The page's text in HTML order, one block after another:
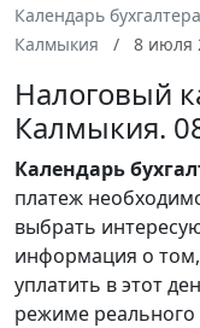
Календарь бухгалтера
Калмыкия
8 июля
Налоговый
Калмыкия.
Календарь
платеж
выбрать
информация о
уплатить в этот
режиме